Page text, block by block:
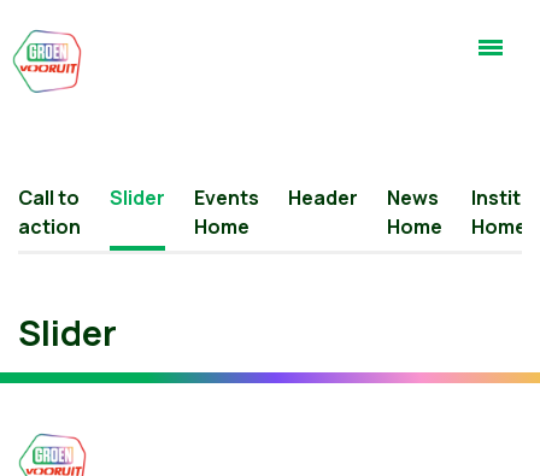
Call to
action
Slider
Events
Home
Header
News
Home
Home
Slider